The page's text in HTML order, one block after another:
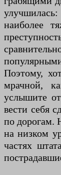
наиболее
Поэтому,
мрачной,
услышите
вести себя
по дорогам.
на низком
частях